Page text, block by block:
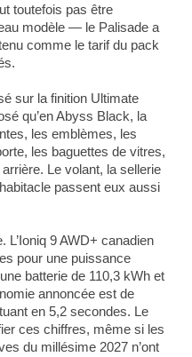
toutefois pas être
modèle — le Palisade a
comme le tarif du pack
sur la finition Ultimate
qu’en Abyss Black, la
les emblèmes, les
les baguettes de vitres,
Le volant, la sellerie
passent eux aussi
L’Ioniq 9 AWD+ canadien
pour une puissance
batterie de 110,3 kWh et
annoncée est de
en 5,2 secondes. Le
ces chiffres, même si les
du millésime 2027 n’ont